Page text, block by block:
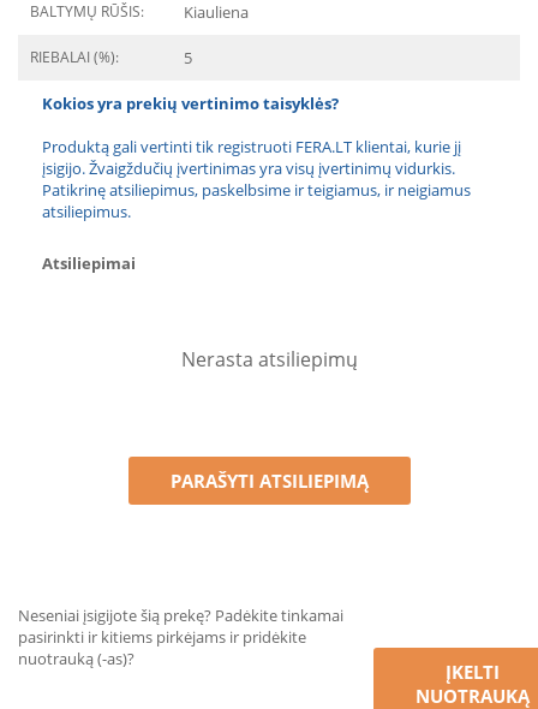
BALTYMŲ RŪŠIS: Kiauliena
RIEBALAI (%): 5
Kokios yra prekių vertinimo taisyklės?
Produktą gali vertinti tik registruoti FERA.LT klientai, kurie jį
įsigijo. Žvaigždučių įvertinimas yra visų įvertinimų vidurkis.
Patikrinę atsiliepimus, paskelbsime ir teigiamus, ir neigiamus
atsiliepimus.
Atsiliepimai
Nerasta atsiliepimų
PARAŠYTI ATSILIEPIMĄ
Neseniai įsigijote šią prekę? Padėkite tinkamai
pasirinkti ir kitiems pirkėjams ir pridėkite
nuotrauką (-as)?
ĮKELTI
NUOTRAUKĄ